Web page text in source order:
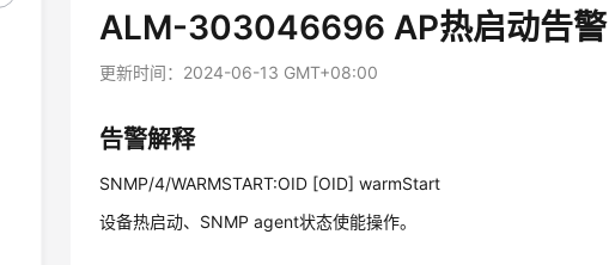
ALM-303046696 AP热启动告警
更新时间： 2024-06-13 GMT+08:00
告警解释
SNMP/4/WARMSTART:OID [OID] warmStart
设备热启动、SNMP agent状态使能操作。